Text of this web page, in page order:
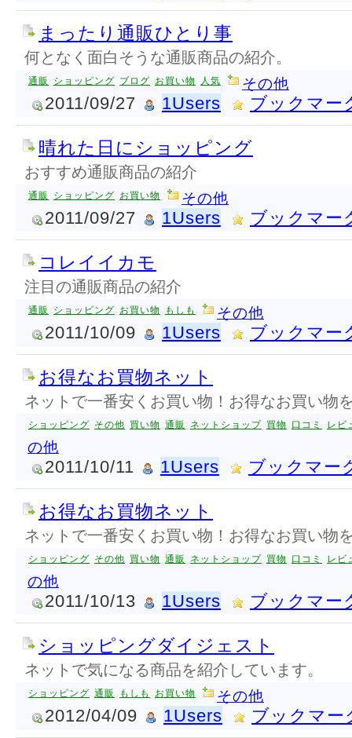
まったり通販ひとり事
何となく面白そうな通販商品の紹介。
通販 ショッピング ブログ お買い物 人気 その他
2011/09/27 1Users ブックマー
晴れた日にショッピング
おすすめ通販商品の紹介
通販 ショッピング お買い物 その他
2011/09/27 1Users ブックマー
コレイイカモ
注目の通販商品の紹介
通販 ショッピング お買い物 もしも その他
2011/10/09 1Users ブックマー
お得なお買物ネット
ネットで一番安くお買い物！お得なお買い物
ショッピング その他 買い物 通販 ネットショップ 買物 口コミ レビ
の他
2011/10/11 1Users ブックマー
お得なお買物ネット
ネットで一番安くお買い物！お得なお買い物
ショッピング その他 買い物 通販 ネットショップ 買物 口コミ レビ
の他
2011/10/13 1Users ブックマー
ショッピングダイジェスト
ネットで気になる商品を紹介しています。
ショッピング 通販 もしも お買い物 その他
2012/04/09 1Users ブックマー